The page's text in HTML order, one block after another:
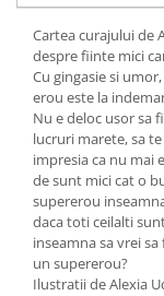
Dictionare tematice
Enciclopedii
Diete si fitness
Diete si
Fitness si frumusete
Diverse
Diverse
Feng Shui
Medicina
Sa nu razi :((
Cartea curajului de
despre fiinte mici
Cu gingasie si
erou este la
Nu e deloc usor sa
lucruri marete, sa
impresia ca nu mai
de sunt mici cat o
supererou
daca toti ceilalti
inseamna sa vrei
un supererou?
Ilustratii de Alexia